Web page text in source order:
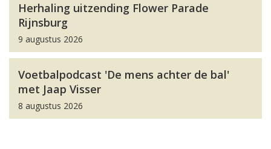
Herhaling uitzending Flower Parade
Rijnsburg
9 augustus 2026
Voetbalpodcast 'De mens achter de bal'
met Jaap Visser
8 augustus 2026